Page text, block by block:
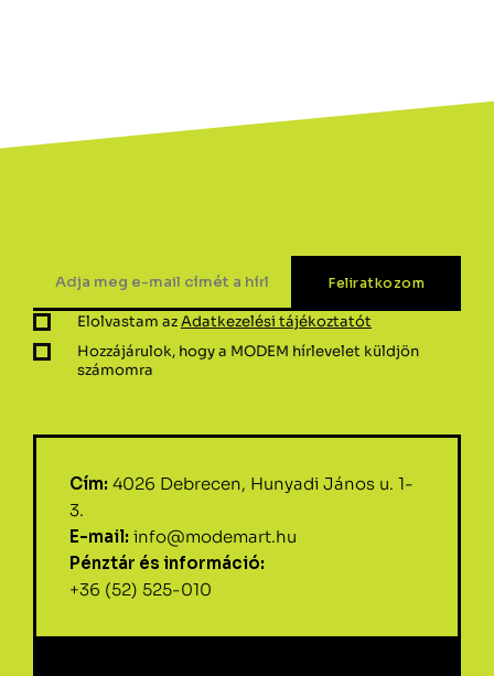
Elolvastam azAdatkezelési tájékoztatót
Hozzájárulok, hogy a MODEM hírlevelet küldjön
számomra
Cím: 4026 Debrecen, Hunyadi János u. 1-
3.
E-mail: info@modemart.hu
Pénztár és információ:
+36 (52) 525-010